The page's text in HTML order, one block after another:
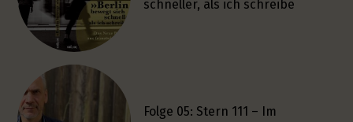
schneller, als ich schreibe
Folge 05: Stern 111 – Im